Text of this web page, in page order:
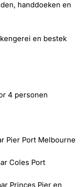
handdoeken en
en bestek
4 personen
Pier Port Melbourne
Coles Port
Princes Pier en